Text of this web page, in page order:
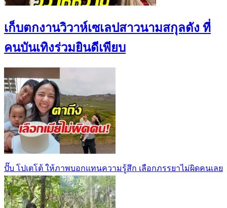
เก็บตกงานวิวาห์เซเลปสาวนามสกุลดัง ที่
คนบันเทิงร่วมยินดีเพียบ
ปั๊บ โปเตโต้ ให้ภาพบอกแทนความรู้สึก เลือกภรรยาไม่ผิดคนเลย